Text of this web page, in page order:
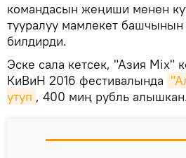
командасын жеңиши менен
тууралуу мамлекет
билдирди.
Эске сала кетсек, "Азия Mix"
КиВиН 2016 фестивалында
утуп , 400 миң рубль